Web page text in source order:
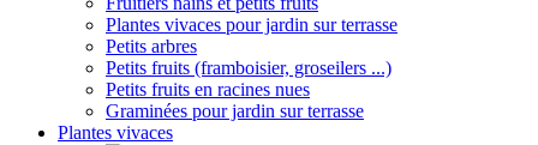
Plantes vivaces pour jardin sur terrasse
Petits arbres
Petits fruits (framboisier, groseilers ...)
Petits fruits en racines nues
Graminées pour jardin sur terrasse
Plantes vivaces